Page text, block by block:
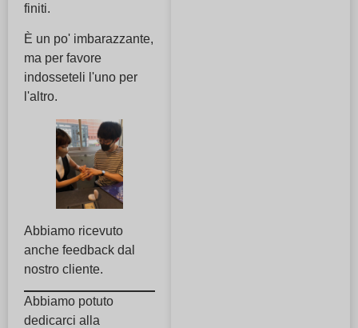
finiti.
È un po' imbarazzante,
ma per favore
indosseteli l'uno per
l'altro.
Abbiamo ricevuto
anche feedback dal
nostro cliente.
Abbiamo potuto
dedicarci alla